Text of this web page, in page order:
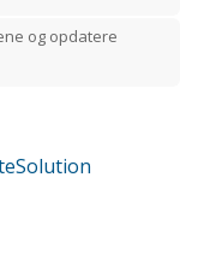
og opdatere